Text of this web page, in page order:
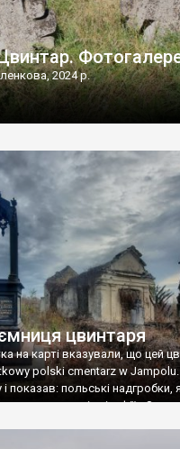
2024 р.
цвинтаря
на карті вказували, що цей
polski cmentarz w Jampolu.
показав: польські надгробки,
польські епітафії…